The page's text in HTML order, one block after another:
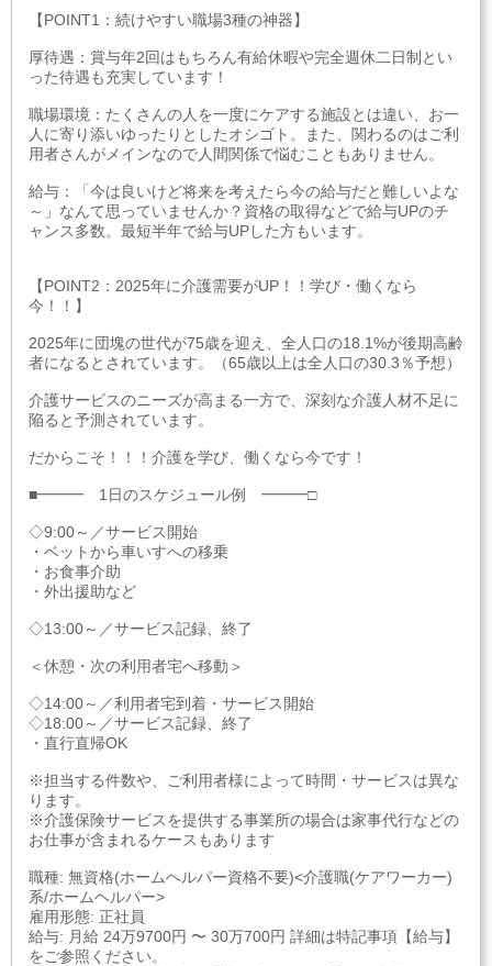
【POINT1：続けやすい職場3種の神器】
厚待遇：賞与年2回はもちろん有給休暇や完全週休二日制とい
った待遇も充実しています！
職場環境：たくさんの人を一度にケアする施設とは違い、お一
人に寄り添いゆったりとしたオシゴト。また、関わるのはご利
用者さんがメインなので人間関係で悩むこともありません。
給与：「今は良いけど将来を考えたら今の給与だと難しいよな
～」なんて思っていませんか？資格の取得などで給与UPのチ
ャンス多数。最短半年で給与UPした方もいます。
【POINT2：2025年に介護需要がUP！！学び・働くなら
今！！】
2025年に団塊の世代が75歳を迎え、全人口の18.1%が後期高齢
者になるとされています。（65歳以上は全人口の30.3％予想）
介護サービスのニーズが高まる一方で、深刻な介護人材不足に
陥ると予測されています。
だからこそ！！！介護を学び、働くなら今です！
■━━━ 1日のスケジュール例 ━━━□
◇9:00～／サービス開始
・ベットから車いすへの移乗
・お食事介助
・外出援助など
◇13:00～／サービス記録、終了
＜休憩・次の利用者宅へ移動＞
◇14:00～／利用者宅到着・サービス開始
◇18:00～／サービス記録、終了
・直行直帰OK
※担当する件数や、ご利用者様によって時間・サービスは異な
ります。
※介護保険サービスを提供する事業所の場合は家事代行などの
お仕事が含まれるケースもあります
職種: 無資格(ホームヘルパー資格不要)<介護職(ケアワーカー)
系/ホームヘルパー>
雇用形態: 正社員
給与: 月給 24万9700円 〜 30万700円 詳細は特記事項【給与】
をご参照ください。